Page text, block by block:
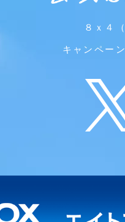
８ｘ４
キャンペー